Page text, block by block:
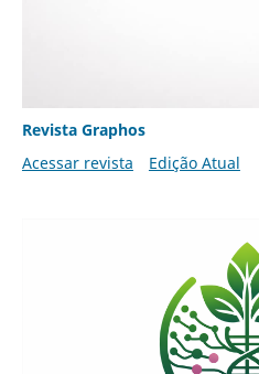
Revista Graphos
Acessar revista
Edição Atual